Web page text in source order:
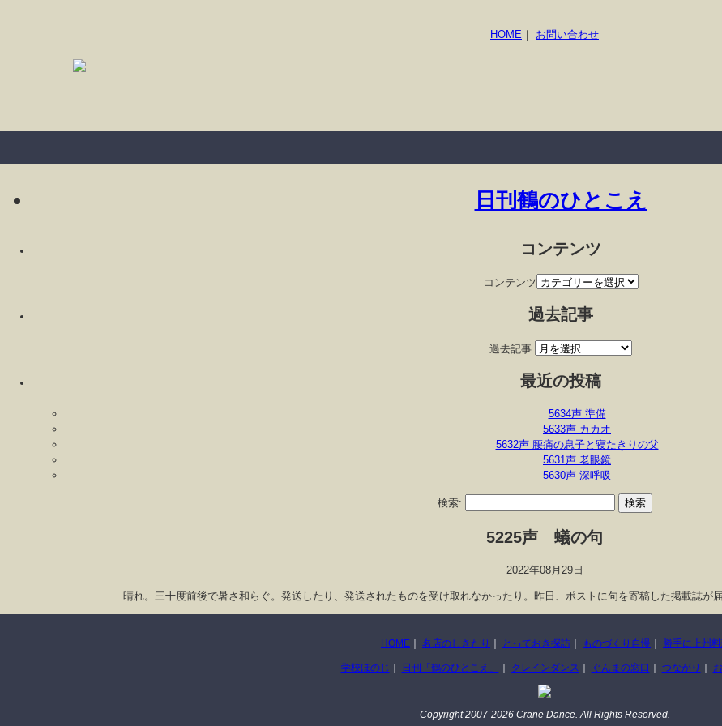
HOME ｜ お問い合わせ
日刊鶴のひとこえ
コンテンツ
コンテンツ
過去記事
過去記事
最近の投稿
5634声 準備
5633声 カカオ
5632声 腰痛の息子と寝たきりの父
5631声 老眼鏡
5630声 深呼吸
検索:
5225声 蟻の句
2022年08月29日
晴れ。三十度前後で暑さ和らぐ。発送したり、発送されたものを受け取れなかったり。昨日、ポストに句を寄稿した掲載誌が
HOME 名店のしきたり とっておき探訪 ものづくり自慢 勝手に上州
学校ほのじ 日刊「鶴のひとこえ」 クレインダンス ぐんまの窓口 つながり
Copyright 2007-2026 Crane Dance. All Rights Reserved.